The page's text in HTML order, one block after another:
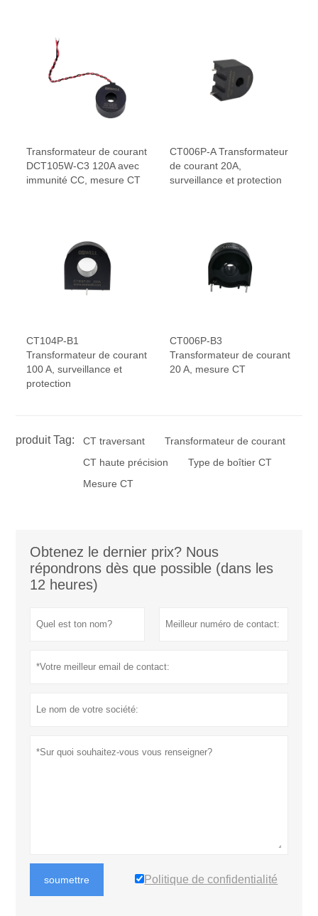
Transformateur de courant
DCT105W-C3 120A avec
immunité CC, mesure CT
CT006P-A Transformateur
de courant 20A,
surveillance et protection
CT104P-B1
Transformateur de courant
100 A, surveillance et
protection
CT006P-B3
Transformateur de courant
20 A, mesure CT
produit Tag: CT traversant
Transformateur de courant
CT haute précision
Type de boîtier CT
Mesure CT
Obtenez le dernier prix? Nous
répondrons dès que possible (dans les
12 heures)
soumettre Politique de confidentialité